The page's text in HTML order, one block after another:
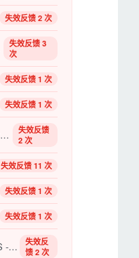
失效反馈 2 次
失效反馈 3
次
失效反馈 1 次
失效反馈 1 次
人形少女 フィギュアなあなた (2013)
失效反馈
2 次
失效反馈 11 次
失效反馈 1 次
失效反馈 1 次
【热门】Paragon NTFS - 15.5.106 -中文破解版 (mac读写ntfs磁盘工具)
失效反
馈 2 次